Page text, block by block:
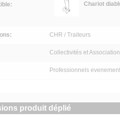
Chariot
CHR / Traiteurs
Collectivités et
Professionnels
produit déplié